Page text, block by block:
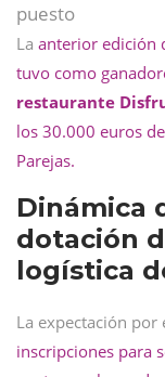
puesto
La anterior edición
tuvo como
restaurante
los 30.000 euros
Parejas.
Dinámica
dotación
logística
La expectación por
inscripciones para